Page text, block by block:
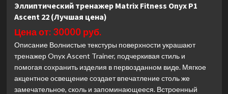
тренажер
Spirit
Fitness
CE850+
(Лучшая
цена)
Эллиптический тренажер Matrix Fitness Onyx P1
Ascent 22 (Лучшая цена)
Цена от: 30000 руб.
Описание Волнистые текстуры поверхности украшают
тренажер Onyx Ascent Trainer, подчеркивая стиль и
помогая сохранить изделия в первозданном виде. Мягкое
акцентное освещение создает впечатление столь же
замечательное, сколь и запоминающееся. Встроенный